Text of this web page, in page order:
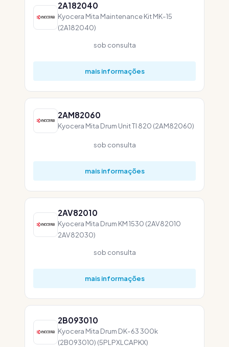
2A182040
Kyocera Mita Maintenance Kit MK-15
(2A182040)
sob consulta
mais informações
2AM82060
Kyocera Mita Drum Unit TI 820 (2AM82060)
sob consulta
mais informações
2AV82010
Kyocera Mita Drum KM 1530 (2AV82010
2AV82030)
sob consulta
mais informações
2B093010
Kyocera Mita Drum DK-63 300k
(2B093010) (5PLPXLCAPKX)